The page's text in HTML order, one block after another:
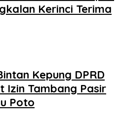
Kerinci Terima
Kepung DPRD
Izin Tambang Pasir
Poto